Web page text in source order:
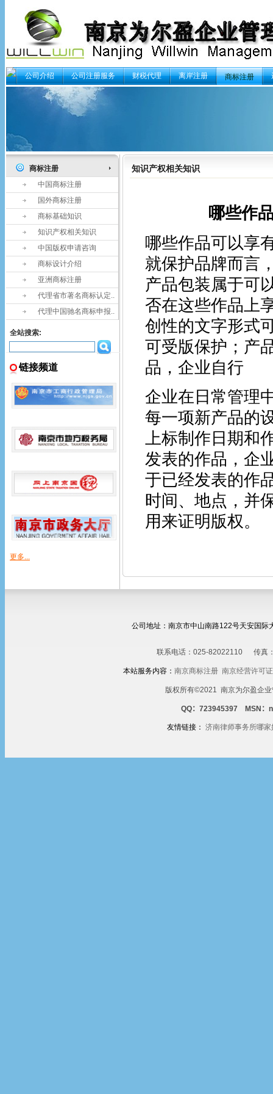
公司介绍 公司注册服务 财税代理 离岸注册 商标注册
商标注册
中国商标注册
国外商标注册
商标基础知识
知识产权相关知识
中国版权申请咨询
商标设计介绍
亚洲商标注册
代理省市著名商标认定..
代理中国驰名商标申报..
全站搜索:
链接频道
更多...
知识产权相关知识
哪些作
哪些作品可以享
就保护品牌而言
产品包装属于可
否在这些作品上
创性的文字形式
可受版保护；产
品，企业自行
企业在日常管理
每一项新产品的
上标制作日期和
发表的作品，企
于已经发表的作
时间、地点，并
用来证明版权。
公司地址：南京市中山南路122号天安国际
联系电话：025-82022110 传真
本站服务内容： 南京商标注册 南京经营许可
版权所有©2021 南京为尔盈企
QQ：723945397 MSN：
友情链接： 济南律师事务所哪家